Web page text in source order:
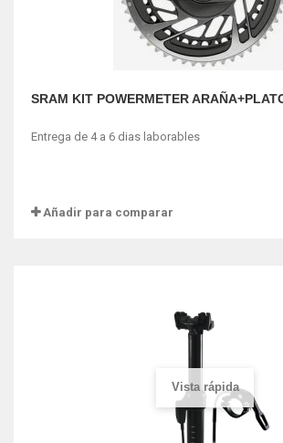
SRAM KIT POWERMETER
Entrega de 4 a 6 dias laborables
Añadir para comparar
Vista rápida